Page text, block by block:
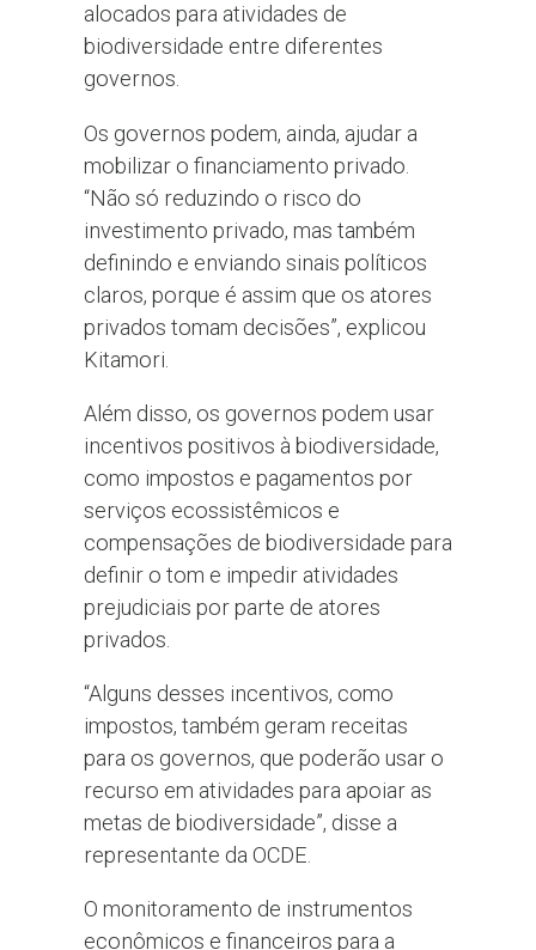
alocados para atividades de
biodiversidade entre diferentes
governos.
Os governos podem, ainda, ajudar a
mobilizar o financiamento privado.
“Não só reduzindo o risco do
investimento privado, mas também
definindo e enviando sinais políticos
claros, porque é assim que os atores
privados tomam decisões”, explicou
Kitamori.
Além disso, os governos podem usar
incentivos positivos à biodiversidade,
como impostos e pagamentos por
serviços ecossistêmicos e
compensações de biodiversidade para
definir o tom e impedir atividades
prejudiciais por parte de atores
privados.
“Alguns desses incentivos, como
impostos, também geram receitas
para os governos, que poderão usar o
recurso em atividades para apoiar as
metas de biodiversidade”, disse a
representante da OCDE.
O monitoramento de instrumentos
econômicos e financeiros para a